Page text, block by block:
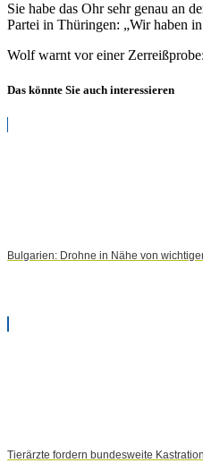
Sie habe das Ohr sehr genau an
Partei in Thüringen: „Wir haben
Wolf warnt vor einer
Das könnte Sie auch interessieren
Bulgarien: Drohne in Nähe von
Tierärzte fordern bundesweite